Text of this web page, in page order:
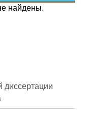
найдены.
диссертации